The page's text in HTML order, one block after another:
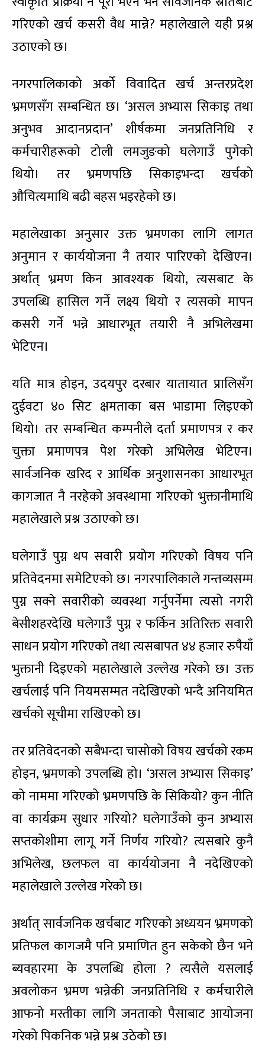
गरिएको खर्च कसरी वैध मान्ने? महालेखाले यही प्रश्न
उठाएको छ।
नगरपालिकाको अर्को विवादित खर्च अन्तरप्रदेश
भ्रमणसँग सम्बन्धित छ। ‘असल अभ्यास सिकाइ तथा
अनुभव आदानप्रदान’ शीर्षकमा जनप्रतिनिधि र
कर्मचारीहरूको टोली लमजुङको घलेगाउँ पुगेको
थियो। तर भ्रमणपछि सिकाइभन्दा खर्चको
औचित्यमाथि बढी बहस भइरहेको छ।
महालेखाका अनुसार उक्त भ्रमणका लागि लागत
अनुमान र कार्ययोजना नै तयार पारिएको देखिएन।
अर्थात् भ्रमण किन आवश्यक थियो, त्यसबाट के
उपलब्धि हासिल गर्ने लक्ष्य थियो र त्यसको मापन
कसरी गर्ने भन्ने आधारभूत तयारी नै अभिलेखमा
भेटिएन।
यति मात्र होइन, उदयपुर दरबार यातायात प्रालिसँग
दुईवटा ४० सिट क्षमताका बस भाडामा लिइएको
थियो। तर सम्बन्धित कम्पनीले दर्ता प्रमाणपत्र र कर
चुक्ता प्रमाणपत्र पेश गरेको अभिलेख भेटिएन।
सार्वजनिक खरिद र आर्थिक अनुशासनका आधारभूत
कागजात नै नरहेको अवस्थामा गरिएको भुक्तानीमाथि
महालेखाले प्रश्न उठाएको छ।
घलेगाउँ पुग्न थप सवारी प्रयोग गरिएको विषय पनि
प्रतिवेदनमा समेटिएको छ। नगरपालिकाले गन्तव्यसम्म
पुग्न सक्ने सवारीको व्यवस्था गर्नुपर्नेमा त्यसो नगरी
बेसीशहरदेखि घलेगाउँ पुग्न र फर्किन अतिरिक्त सवारी
साधन प्रयोग गरिएको तथा त्यसबापत ४४ हजार रुपैयाँ
भुक्तानी दिइएको महालेखाले उल्लेख गरेको छ। उक्त
खर्चलाई पनि नियमसम्मत नदेखिएको भन्दै अनियमित
खर्चको सूचीमा राखिएको छ।
तर प्रतिवेदनको सबैभन्दा चासोको विषय खर्चको रकम
होइन, भ्रमणको उपलब्धि हो। ‘असल अभ्यास सिकाइ’
को नाममा गरिएको भ्रमणपछि के सिकियो? कुन नीति
वा कार्यक्रम सुधार गरियो? घलेगाउँको कुन अभ्यास
सप्तकोशीमा लागू गर्ने निर्णय गरियो? त्यसबारे कुनै
अभिलेख, छलफल वा कार्ययोजना नै नदेखिएको
महालेखाले उल्लेख गरेको छ।
अर्थात् सार्वजनिक खर्चबाट गरिएको अध्ययन भ्रमणको
प्रतिफल कागजमै पनि प्रमाणित हुन सकेको छैन भने
ब्यवहारमा के उपलब्धि होला ? त्यसैले यसलाई
अवलोकन भ्रमण भन्नेकी जनप्रतिनिधि र कर्मचारीले
आफनो मस्तीका लागि जनताको पैसाबाट आयोजना
गरेको पिकनिक भन्ने प्रश्न उठेको छ।